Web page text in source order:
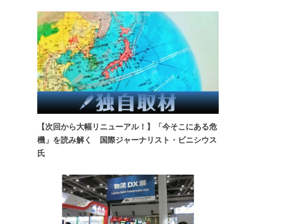
【次回から大幅リニューアル！】「今そこにある危
機」を読み解く 国際ジャーナリスト・ビニシウス
氏